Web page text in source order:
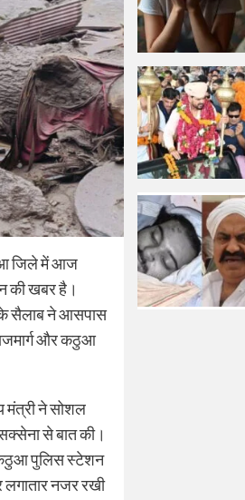
जिले में आज
की खबर है।
के सैलाब ने आसपास
और कठुआ
मंत्री ने सोशल
से बात की।
कठुआ पुलिस स्टेशन
नजर रखी